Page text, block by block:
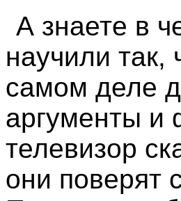
А знаете в
научили
самом деле
аргументы и
телевизор
они поверят